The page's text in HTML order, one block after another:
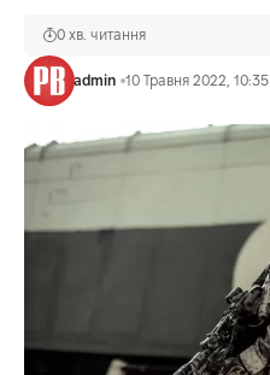
admin 10 Травня 2022, 10:35
0 хв. читання